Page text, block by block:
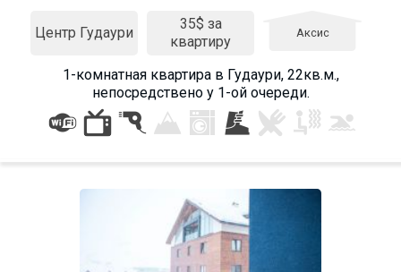
Центр Гудаури
35$ за
квартиру
Аксис
1-комнатная квартира в Гудаури, 22кв.м.,
непосредствено у 1-ой очереди.